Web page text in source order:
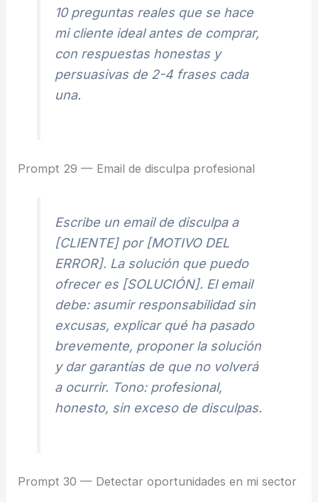
10 preguntas reales que se hace
mi cliente ideal antes de comprar,
con respuestas honestas y
persuasivas de 2-4 frases cada
una.
Prompt 29 — Email de disculpa profesional
Escribe un email de disculpa a
[CLIENTE] por [MOTIVO DEL
ERROR]. La solución que puedo
ofrecer es [SOLUCIÓN]. El email
debe: asumir responsabilidad sin
excusas, explicar qué ha pasado
brevemente, proponer la solución
y dar garantías de que no volverá
a ocurrir. Tono: profesional,
honesto, sin exceso de disculpas.
Prompt 30 — Detectar oportunidades en mi sector